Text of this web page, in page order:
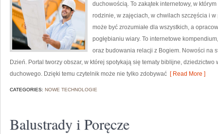
duchowością. To zakątek internetowy, w
rodzinie, w zajęciach, w chwilach szczęścia i
może być zrozumiałe dla wszystkich, a
pogłębianiu wiary. To internetowe
oraz budowania relacji z Bogiem. Nowości na
Dzień. Portal tworzy obszar, w której spotykają się tematy biblijne,
duchowego. Dzięki temu czytelnik może nie tylko zdobywać [ Read More ]
CATEGORIES: NOWE TECHNOLOGIE
Balustrady i Poręcze